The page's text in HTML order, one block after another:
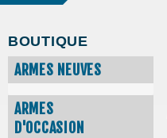
BOUTIQUE
ARMES NEUVES
ARMES
D'OCCASION